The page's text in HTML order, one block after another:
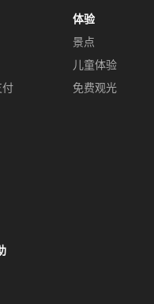
体验
景点
儿童体验
免费观光